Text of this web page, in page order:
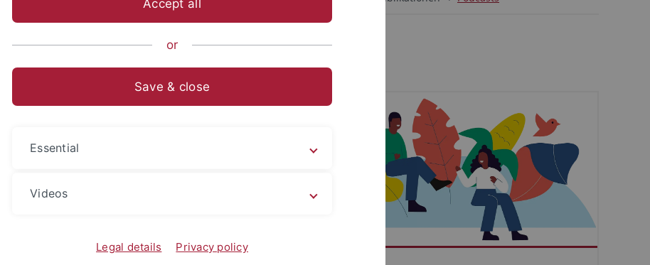
Accept all
or
Save & close
Essential
Videos
Legal details Privacy policy